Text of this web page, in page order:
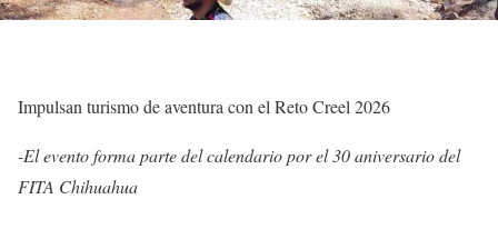
Impulsan turismo de aventura con el Reto Creel 2026
-El evento forma parte del calendario por el 30 aniversario del
FITA Chihuahua